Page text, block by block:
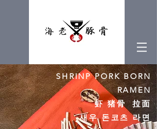
SHRINP PORK BORN
RAMEN
虾 猪骨 拉面
새우 돈코츠 라면